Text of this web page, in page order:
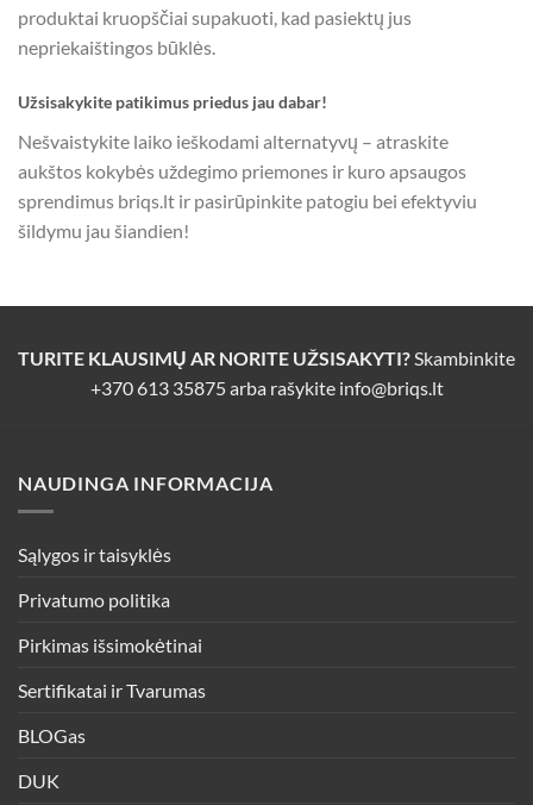
produktai kruopščiai supakuoti, kad pasiektų jus
nepriekaištingos būklės.
Užsisakykite patikimus priedus jau dabar!
Nešvaistykite laiko ieškodami alternatyvų – atraskite
aukštos kokybės uždegimo priemones ir kuro apsaugos
sprendimus briqs.lt ir pasirūpinkite patogiu bei efektyviu
šildymu jau šiandien!
TURITE KLAUSIMŲ AR NORITE UŽSISAKYTI? Skambinkite
+370 613 35875arba rašykite info@briqs.lt
NAUDINGA INFORMACIJA
Sąlygos ir taisyklės
Privatumo politika
Pirkimas išsimokėtinai
Sertifikatai ir Tvarumas
BLOGas
DUK